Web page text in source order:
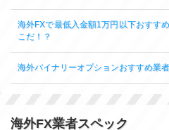
海外FXで最低入金額1万円以下おすす
こだ！？
海外バイナリーオプションおすすめ業者
海外FX業者スペック